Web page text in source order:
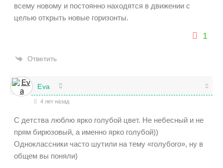
всему новому и постоянно находятся в движении с
целью открыть новые горизонты.
1
Ответить
Eva
4 лет назад
С детства люблю ярко голубой цвет. Не небесный и не
прям бирюзовый, а именно ярко голубой))
Одноклассники часто шутили на тему «голубого», ну в
общем вы поняли)